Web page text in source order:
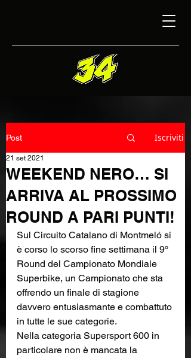
Post Iscriviti
WEEKEND NERO… SI
ARRIVA AL PROSSIMO
ROUND A PARI PUNTI!
21 set 2021
Sul Circuito Catalano di Montmeló si
è corso lo scorso fine settimana il 9º
Round del Campionato Mondiale
Superbike, un Campionato che sta
offrendo un finale di stagione
davvero entusiasmante e combattuto
in tutte le sue categorie.
Nella categoria Supersport 600 in
particolare non è mancata la